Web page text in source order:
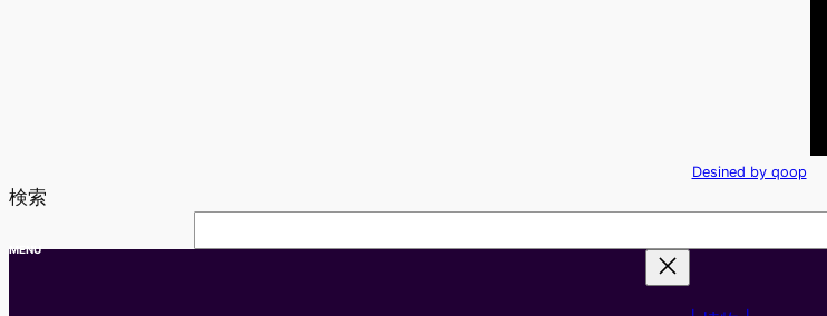
Desined by qoop
検索
MENU